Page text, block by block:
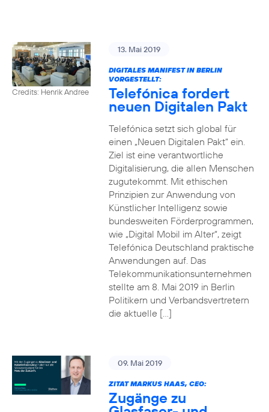
Credits: Henrik Andree
13. Mai 2019
DIGITALES MANIFEST IN BERLIN
VORGESTELLT:
Telefónica fordert
neuen Digitalen Pakt
Telefónica setzt sich global für
einen „Neuen Digitalen Pakt“ ein.
Ziel ist eine verantwortliche
Digitalisierung, die allen Menschen
zugutekommt. Mit ethischen
Prinzipien zur Anwendung von
Künstlicher Intelligenz sowie
bundesweiten Förderprogrammen,
wie „Digital Mobil im Alter“, zeigt
Telefónica Deutschland praktische
Anwendungen auf. Das
Telekommunikationsunternehmen
stellte am 8. Mai 2019 in Berlin
Politikern und Verbandsvertretern
die aktuelle […]
09. Mai 2019
ZITAT MARKUS HAAS, CEO:
Zugänge zu